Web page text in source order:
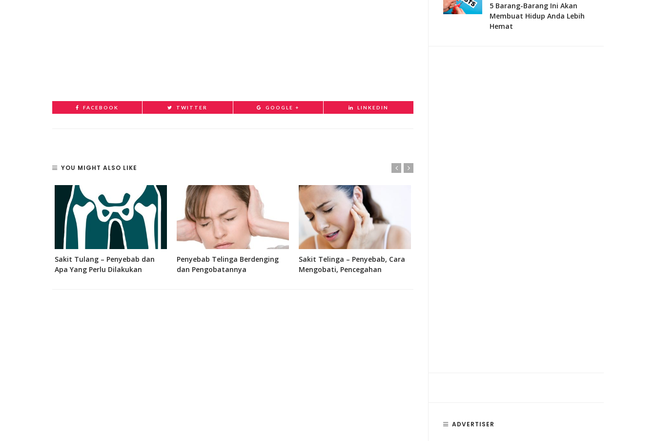
FACEBOOK TWITTER GOOGLE + LINKEDIN
YOU MIGHT ALSO LIKE
Sakit Tulang – Penyebab dan
Apa Yang Perlu Dilakukan
Penyebab Telinga Berdenging
dan Pengobatannya
Sakit Telinga – Penyebab, Cara
Mengobati, Pencegahan
5 Barang-Barang Ini Akan
Membuat Hidup Anda Lebih
Hemat
ADVERTISER